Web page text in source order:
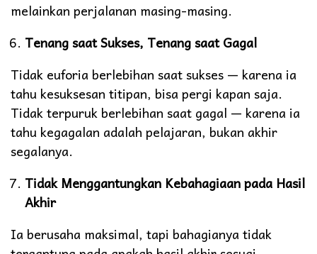
melainkan perjalanan masing-masing.
Tenang saat Sukses, Tenang saat Gagal
Tidak euforia berlebihan saat sukses — karena ia
tahu kesuksesan titipan, bisa pergi kapan saja.
Tidak terpuruk berlebihan saat gagal — karena ia
tahu kegagalan adalah pelajaran, bukan akhir
segalanya.
Tidak Menggantungkan Kebahagiaan pada Hasil
Akhir
Ia berusaha maksimal, tapi bahagianya tidak